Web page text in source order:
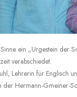
ein „Urgestein der
verabschiedet.
Lehrerin für Englisch
der Hermann-Gmeiner-